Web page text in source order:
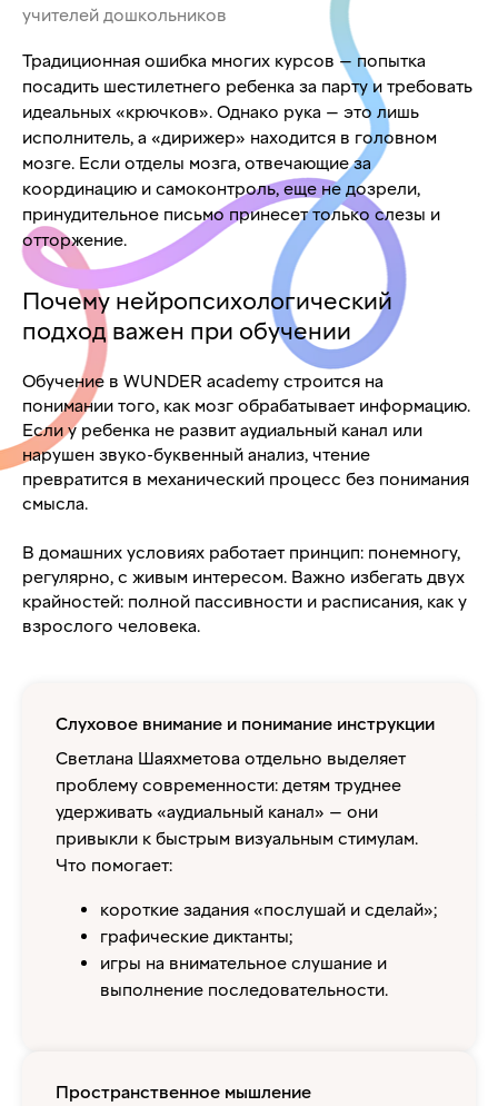
учителей дошкольников
Традиционная ошибка многих курсов — попытка
посадить шестилетнего ребенка за парту и требовать
идеальных «крючков». Однако рука — это лишь
исполнитель, а «дирижер» находится в головном
мозге. Если отделы мозга, отвечающие за
координацию и самоконтроль, еще не дозрели,
принудительное письмо принесет только слезы и
отторжение.
Почему нейропсихологический
подход важен при обучении
Обучение в WUNDER academy строится на
понимании того, как мозг обрабатывает информацию.
Если у ребенка не развит аудиальный канал или
нарушен звуко-буквенный анализ, чтение
превратится в механический процесс без понимания
смысла.
В домашних условиях работает принцип: понемногу,
регулярно, с живым интересом. Важно избегать двух
крайностей: полной пассивности и расписания, как у
взрослого человека.
Слуховое внимание и понимание инструкции
Светлана Шаяхметова отдельно выделяет
проблему современности: детям труднее
удерживать «аудиальный канал» — они
привыкли к быстрым визуальным стимулам.
Что помогает:
короткие задания «послушай и сделай»;
графические диктанты;
игры на внимательное слушание и
выполнение последовательности.
Пространственное мышление